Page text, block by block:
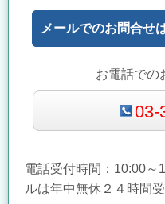
メールでのお問合せ
お電話での
03-
電話受付時間：10:00～
ルは年中無休２４時間